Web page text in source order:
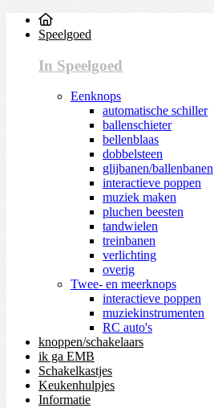
Speelgoed
In Speelgoed
Eenknops
automatische schiller
ballenschieter
bellenblaas
dobbelsteen
glijbanen/ballenbanen
interactieve poppen
muziek maken
pluchen beesten
tandwielen
treinbanen
verlichting
overig
Twee- en meerknops
interactieve poppen
muziekinstrumenten
RC auto's
knoppen/schakelaars
ik ga EMB
Schakelkastjes
Keukenhulpjes
Informatie